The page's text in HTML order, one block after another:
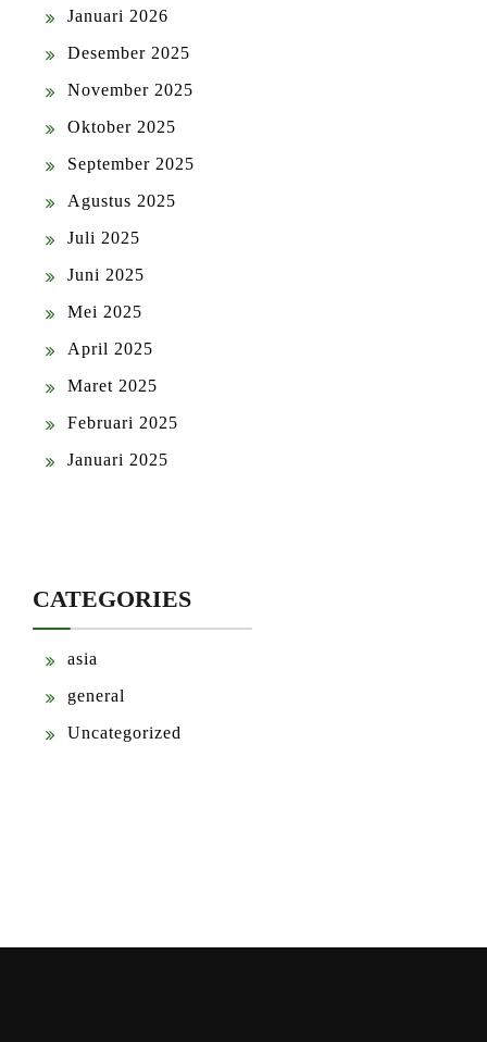
Januari 2026
Desember 2025
November 2025
Oktober 2025
September 2025
Agustus 2025
Juli 2025
Juni 2025
Mei 2025
April 2025
Maret 2025
Februari 2025
Januari 2025
CATEGORIES
asia
general
Uncategorized